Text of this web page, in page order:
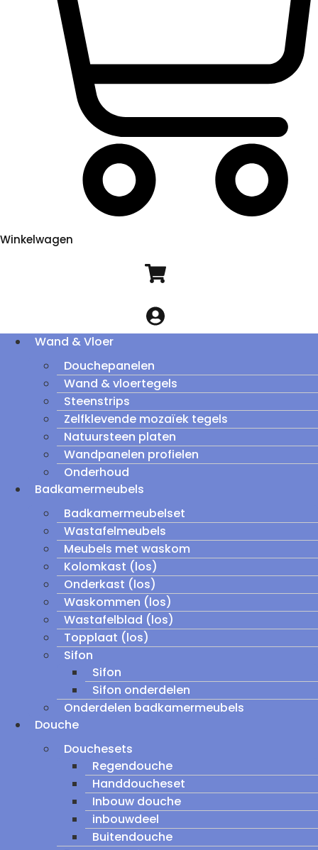
Winkelwagen
Wand & Vloer
Douchepanelen
Wand & vloertegels
Steenstrips
Zelfklevende mozaïek tegels
Natuursteen platen
Wandpanelen profielen
Onderhoud
Badkamermeubels
Badkamermeubelset
Wastafelmeubels
Meubels met waskom
Kolomkast (los)
Onderkast (los)
Waskommen (los)
Wastafelblad (los)
Topplaat (los)
Sifon
Sifon
Sifon onderdelen
Onderdelen badkamermeubels
Douche
Douchesets
Regendouche
Handdoucheset
Inbouw douche
inbouwdeel
Buitendouche